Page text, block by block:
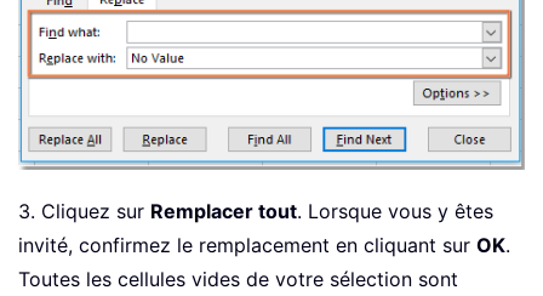
3. Cliquez sur Remplacer tout. Lorsque vous y êtes
invité, confirmez le remplacement en cliquant sur OK.
Toutes les cellules vides de votre sélection sont